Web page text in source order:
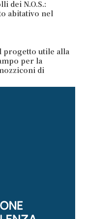
dei N.O.S.:
abitativo nel
progetto utile alla
per la
di